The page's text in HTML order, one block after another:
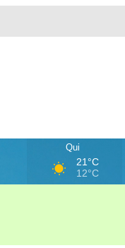
Qui
21°C
12°C